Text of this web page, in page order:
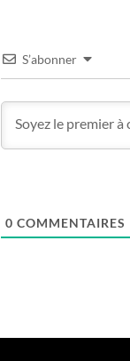
S’abonner
0 COMMENTAIRES